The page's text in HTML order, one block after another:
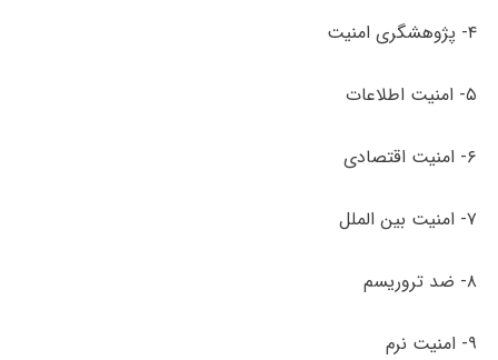
۴- پژوهشگری امنیت
۵- امنیت اطلاعات
۶- امنیت اقتصادی
۷- امنیت بین الملل
۸- ضد تروریسم
۹- امنیت نرم